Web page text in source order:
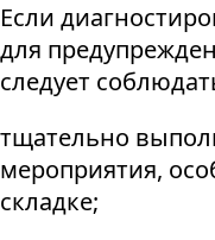
Если
для
следует
тщательно
мероприятия,
складке;